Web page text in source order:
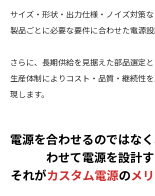
サイズ・形状・出力仕様・ノイズ対策
製品ごとに必要な要件に合わせた電源設
さらに、長期供給を見据えた部品選定と
生産体制によりコスト・品質・継続性
現します。
電源を合わせるのではな
わせて電源を設計す
それがカスタム電源のメ